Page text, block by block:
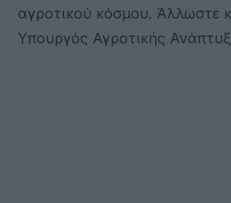
αγροτικού κόσμου. Άλλωστε
Υπουργός Αγροτικής